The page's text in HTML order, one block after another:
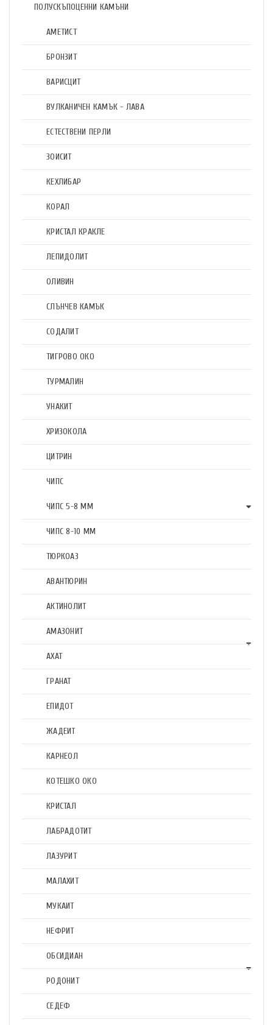
ПОЛУСКЪПОЦЕННИ КАМЪНИ
АМЕТИСТ
БРОНЗИТ
ВАРИСЦИТ
ВУЛКАНИЧЕН КАМЪК - ЛАВА
ЕСТЕСТВЕНИ ПЕРЛИ
ЗОИСИТ
КЕХЛИБАР
КОРАЛ
КРИСТАЛ КРАКЛЕ
ЛЕПИДОЛИТ
ОЛИВИН
СЛЪНЧЕВ КАМЪК
СОДАЛИТ
ТИГРОВО ОКО
ТУРМАЛИН
УНАКИТ
ХРИЗОКОЛА
ЦИТРИН
ЧИПС
ЧИПС 5-8 ММ
ЧИПС 8-10 ММ
ТЮРКОАЗ
АВАНТЮРИН
АКТИНОЛИТ
АМАЗОНИТ
АХАТ
ГРАНАТ
ЕПИДОТ
ЖАДЕИТ
КАРНЕОЛ
КОТЕШКО ОКО
КРИСТАЛ
ЛАБРАДОТИТ
ЛАЗУРИТ
МАЛАХИТ
МУКАИТ
НЕФРИТ
ОБСИДИАН
РОДОНИТ
СЕДЕФ